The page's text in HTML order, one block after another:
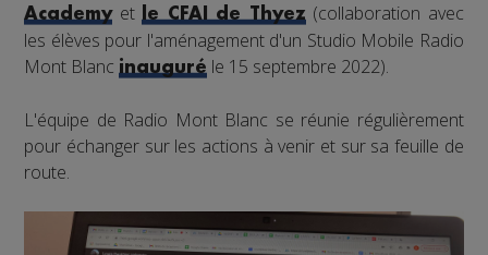
Academyet le CFAI de Thyez(collaboration avec
les élèves pour l'aménagement d'un Studio Mobile Radio
Mont Blancinauguré le 15 septembre 2022).
L'équipe de Radio Mont Blanc se réunie régulièrement
pour échanger sur les actions à venir et sur sa feuille de
route.